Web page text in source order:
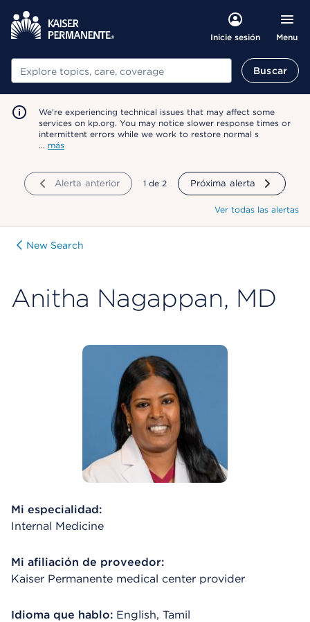
Inicie sesión Menu
Buscar Buscar
We're experiencing technical issues that may affect some
services on kp.org. You may notice slower response times or
intermittent errors while we work to restore normal s
… más
Alerta anterior mostrando
1 de 2 Próxima alerta
Ver todas las alertas
New Search
Anitha Nagappan, MD
Mi especialidad:
Internal Medicine
Mi afiliación de proveedor:
Kaiser Permanente medical center provider
Idioma que hablo: English, Tamil